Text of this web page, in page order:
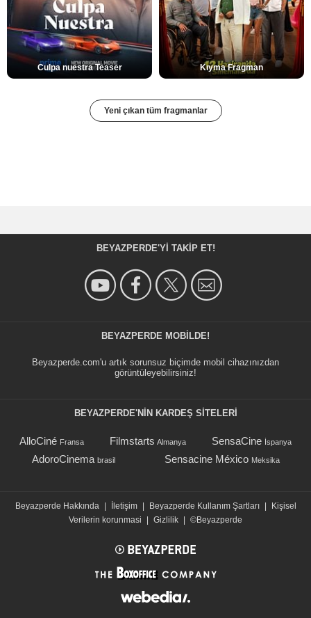
Culpa nuestra Teaser Kıyma Fragman
Yeni çıkan tüm fragmanlar
BEYAZPERDE'YI TAKIP ET!
BEYAZPERDE MOBILDE!
Beyazperde.com'u artık sorunsuz biçimde mobil cihazınızdan
görüntüleyebilirsiniz!
BEYAZPERDE'NIN KARDEŞ SİTELERİ
AlloCiné Fransa Filmstarts Almanya SensaCine İspanya
AdoroCinema brasil Sensacine México Meksika
Beyazperde Hakkında İletişim Beyazperde Kullanım Şartları
Kişisel
Verilerin korunmasi
Gizlilik ©Beyazperde